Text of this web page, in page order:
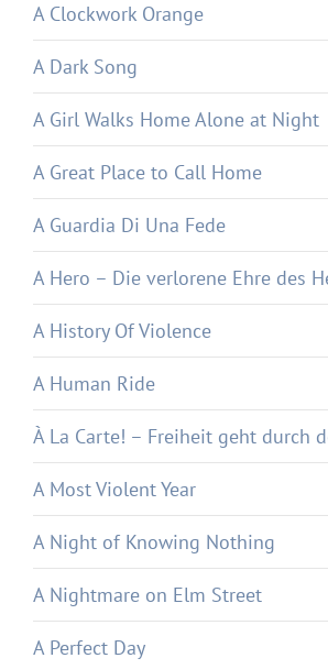
A Clockwork Orange
A Dark Song
A Girl Walks Home Alone at Night
A Great Place to Call Home
A Guardia Di Una Fede
A Hero – Die verlorene Ehre des
A History Of Violence
A Human Ride
À La Carte! – Freiheit geht durch
A Most Violent Year
A Night of Knowing Nothing
A Nightmare on Elm Street
A Perfect Day